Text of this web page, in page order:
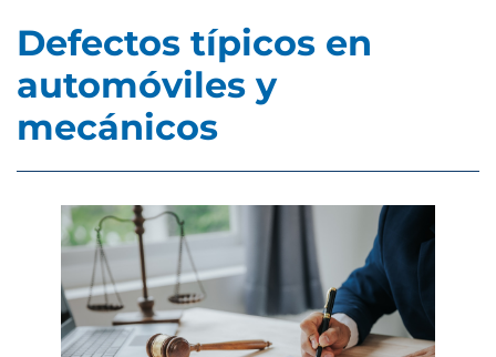
Defectos típicos en
automóviles y
mecánicos